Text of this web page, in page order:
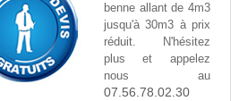
benne allant de 4m3
jusqu'à 30m3 à prix
réduit. N'hésitez
plus et appelez
nous au
07.56.78.02.30